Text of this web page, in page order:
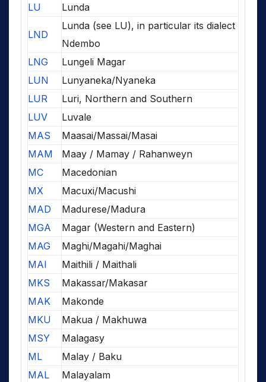
LU
Lunda
LND
Lunda (see LU), in particular its dialect
Ndembo
LNG
Lungeli Magar
LUN
Lunyaneka/Nyaneka
LUR
Luri, Northern and Southern
LUV
Luvale
MAS
Maasai/Massai/Masai
MAM
Maay / Mamay / Rahanweyn
MC
Macedonian
MX
Macuxi/Macushi
MAD
Madurese/Madura
MGA
Magar (Western and Eastern)
MAG
Maghi/Magahi/Maghai
MAI
Maithili / Maithali
MKS
Makassar/Makasar
MAK
Makonde
MKU
Makua / Makhuwa
MSY
Malagasy
ML
Malay / Baku
MAL
Malayalam